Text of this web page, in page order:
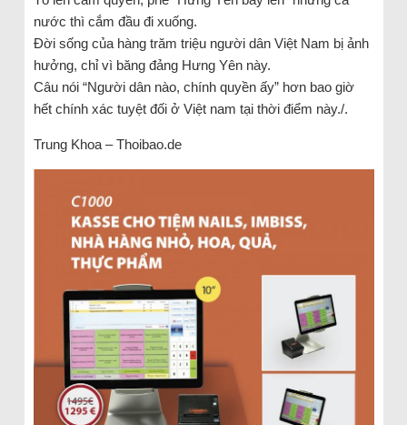
nước thì cắm đầu đi xuống.
Đời sống của hàng trăm triệu người dân Việt Nam bị ảnh
hưởng, chỉ vì băng đảng Hưng Yên này.
Câu nói “Người dân nào, chính quyền ấy” hơn bao giờ
hết chính xác tuyệt đối ở Việt nam tại thời điểm này./.
Trung Khoa – Thoibao.de